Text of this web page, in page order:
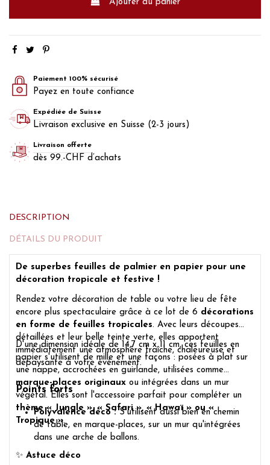
Ajouter au panier
Paiement 100% sécurisé
Payez en toute confiance
Expédiée de Suisse
Livraison exclusive en Suisse (2-3 jours)
Livraison offerte
dès 99.-CHF d’achats
DESCRIPTION
DÉTAILS DU PRODUIT
De superbes feuilles de palmier en papier pour une
décoration tropicale et festive !
Rendez votre décoration de table ou votre lieu de fête
encore plus spectaculaire grâce à ce lot de 6 décorations
en forme de feuilles tropicales. Avec leurs découpes
détaillées et leur belle teinte verte, elles apportent
immédiatement une atmosphère fraîche, chaleureuse et
dépaysante à votre événement.
D'une dimension idéale de 14,7 cm x 11 cm, ces feuilles en
papier s'utilisent de mille et une façons : posées à plat sur
une nappe, accrochées en guirlande, utilisées comme
marque-places originaux ou intégrées dans un mur
végétal. Elles sont l'accessoire parfait pour compléter un
thème « Jungle », « Safari », « Hawaï » ou «
Tropique ».
Points forts
Polyvalence déco : S'utilisent aussi bien en chemin
de table, en marque-places, sur un mur qu'intégrées
dans une arche de ballons.
✨ Astuce déco